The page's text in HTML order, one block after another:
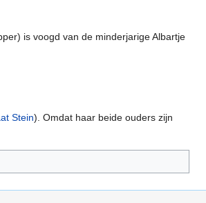
is voogd van de minderjarige Albartje
Stein). Omdat haar beide ouders zijn